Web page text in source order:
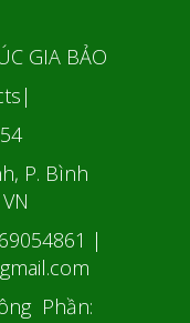
GIA BẢO
P. Bình
|
Phần: